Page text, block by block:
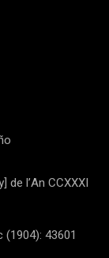
l’An CCXXXI
43601